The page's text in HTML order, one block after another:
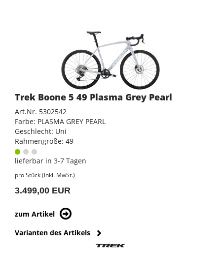
Trek Boone 5 49 Plasma Grey Pearl
Art.Nr. 5302542
Farbe: PLASMA GREY PEARL
Geschlecht: Uni
Rahmengröße: 49
lieferbar in 3-7 Tagen
pro Stück (inkl. MwSt.)
3.499,00 EUR
zum Artikel
Varianten des Artikels